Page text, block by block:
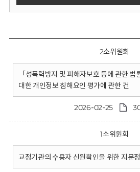
2소위원회
「성폭력방지 및 피해자보호 등에 관한
대한 개인정보 침해요인 평가에 관한 건
2026-02-25
1소위원회
교정기관의 수용자 신원확인을 위한 지문